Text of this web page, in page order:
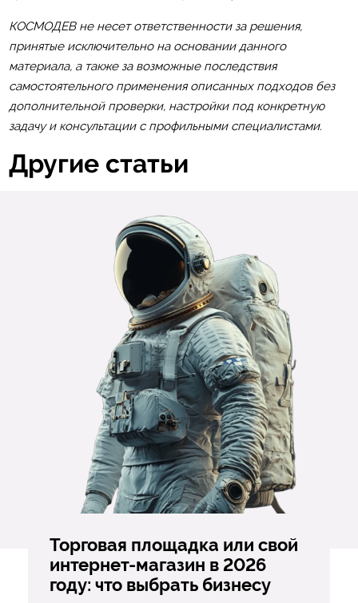
КОСМОДЕВ не несет ответственности за решения,
принятые исключительно на основании данного
материала, а также за возможные последствия
самостоятельного применения описанных подходов без
дополнительной проверки, настройки под конкретную
задачу и консультации с профильными специалистами.
Другие статьи
Торговая площадка или свой
интернет-магазин в 2026
году: что выбрать бизнесу